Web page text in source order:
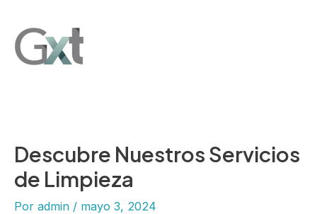
contenido
Descubre Nuestros Servicios
de Limpieza
Por admin / mayo 3, 2024